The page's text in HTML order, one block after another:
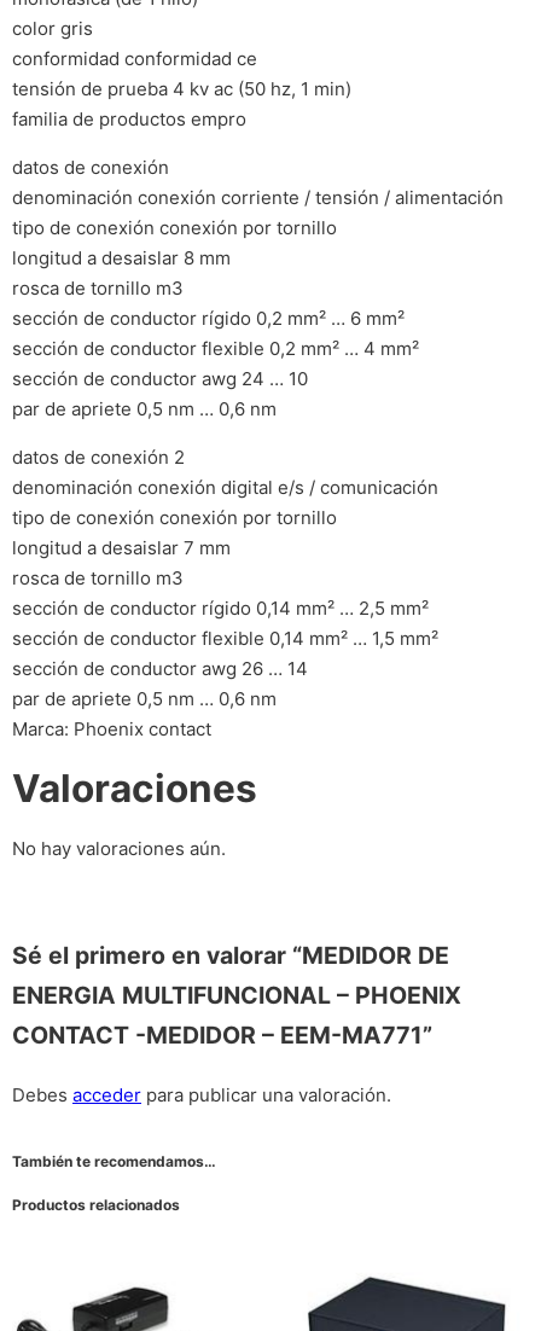
color gris
conformidad conformidad ce
tensión de prueba 4 kv ac (50 hz, 1 min)
familia de productos empro
datos de conexión
denominación conexión corriente / tensión / alimentación
tipo de conexión conexión por tornillo
longitud a desaislar 8 mm
rosca de tornillo m3
sección de conductor rígido 0,2 mm² … 6 mm²
sección de conductor flexible 0,2 mm² … 4 mm²
sección de conductor awg 24 … 10
par de apriete 0,5 nm … 0,6 nm
datos de conexión 2
denominación conexión digital e/s / comunicación
tipo de conexión conexión por tornillo
longitud a desaislar 7 mm
rosca de tornillo m3
sección de conductor rígido 0,14 mm² … 2,5 mm²
sección de conductor flexible 0,14 mm² … 1,5 mm²
sección de conductor awg 26 … 14
par de apriete 0,5 nm … 0,6 nm
Marca: Phoenix contact
Valoraciones
No hay valoraciones aún.
Sé el primero en valorar “MEDIDOR DE
ENERGIA MULTIFUNCIONAL – PHOENIX
CONTACT -MEDIDOR – EEM-MA771”
Debes acceder para publicar una valoración.
También te recomendamos…
Productos relacionados